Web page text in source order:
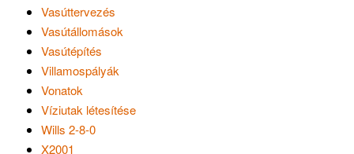
Vasúttervezés
Vasútállomások
Vasútépítés
Villamospályák
Vonatok
Víziutak létesítése
Wills 2-8-0
X2001